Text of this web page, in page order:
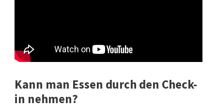
Kann man Essen durch den Check-
in nehmen?